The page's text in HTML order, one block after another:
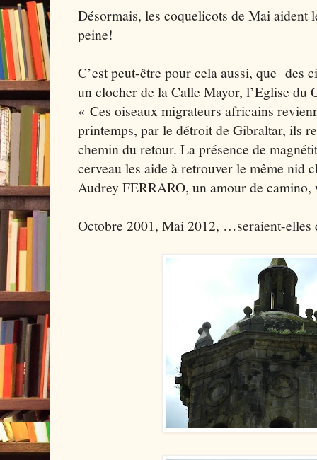
Désormais, les coquelicots de Mai aident
peine!
C’est peut-être pour cela aussi, que des
un clocher de la Calle Mayor, l’Eglise du
« Ces oiseaux migrateurs africains
printemps, par le détroit de Gibraltar, ils
chemin du retour. La présence de
cerveau les aide à retrouver le même nid
Audrey FERRARO, un amour de
Octobre 2001, Mai 2012, …seraient-elles